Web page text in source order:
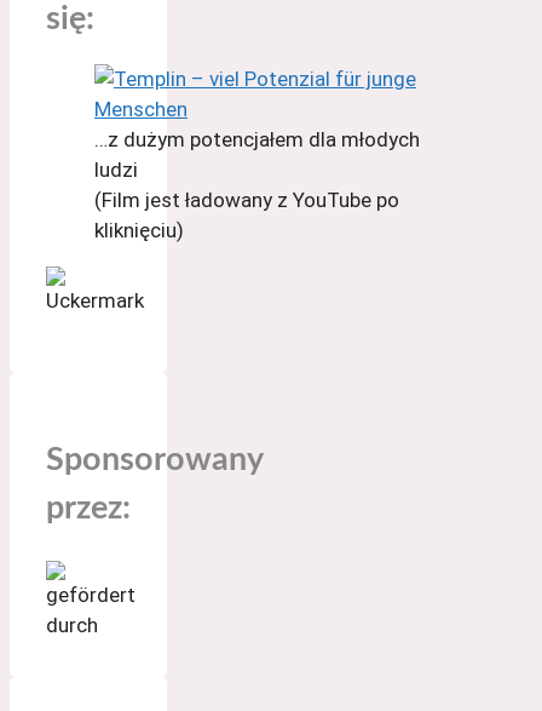
się:
…z dużym potencjałem dla młodych
ludzi
(Film jest ładowany z YouTube po
kliknięciu)
Sponsorowany
przez: